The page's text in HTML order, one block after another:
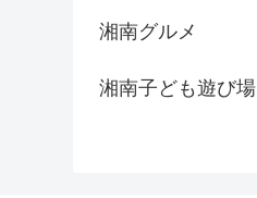
湘南グルメ
湘南子ども遊び場